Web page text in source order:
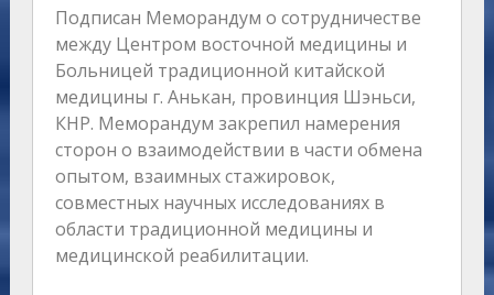
Подписан Меморандум о сотрудничестве
между Центром восточной медицины и
Больницей традиционной китайской
медицины г. Анькан, провинция Шэньси,
КНР. Меморандум закрепил намерения
сторон о взаимодействии в части обмена
опытом, взаимных стажировок,
совместных научных исследованиях в
области традиционной медицины и
медицинской реабилитации.